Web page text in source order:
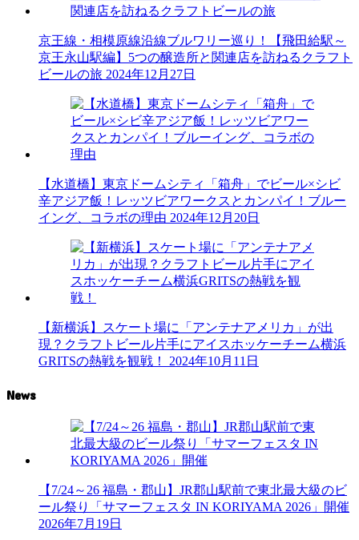
京王線・相模原線沿線ブルワリー巡り！【飛田給駅～
京王永山駅編】5つの醸造所と関連店を訪ねるクラフト
ビールの旅 2024年12月27日
【水道橋】東京ドームシティ「箱舟」でビール×シビ
辛アジア飯！レッツビアワークスとカンパイ！ブルー
イング、コラボの理由 2024年12月20日
【新横浜】スケート場に「アンテナアメリカ」が出
現？クラフトビール片手にアイスホッケーチーム横浜
GRITSの熱戦を観戦！
2024年10月11日
News
【7/24～26 福島・郡山】JR郡山駅前で東北最大級のビ
ール祭り「サマーフェスタ IN KORIYAMA 2026」開催
2026年7月19日